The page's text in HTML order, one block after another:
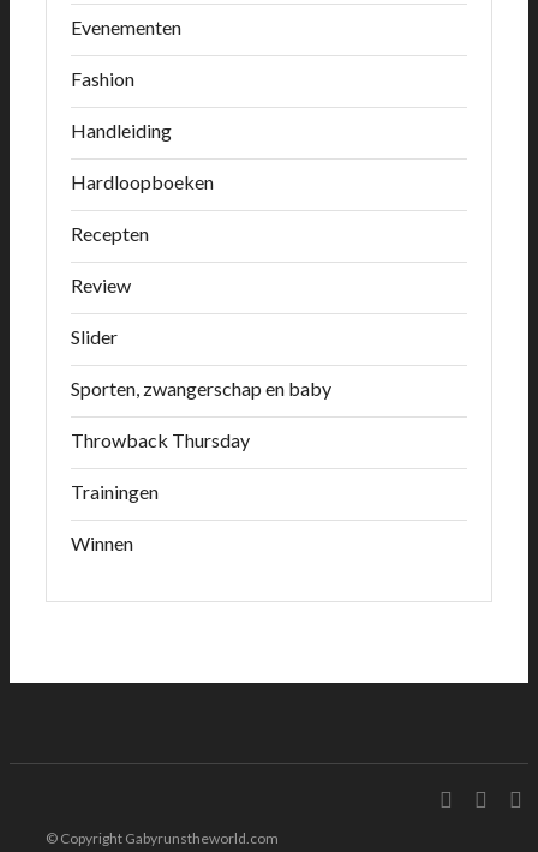
Evenementen
Fashion
Handleiding
Hardloopboeken
Recepten
Review
Slider
Sporten, zwangerschap en baby
Throwback Thursday
Trainingen
Winnen
© Copyright Gabyrunstheworld.com